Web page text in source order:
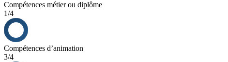
Compétences métier ou diplôme
1/4
Compétences d’animation
3/4